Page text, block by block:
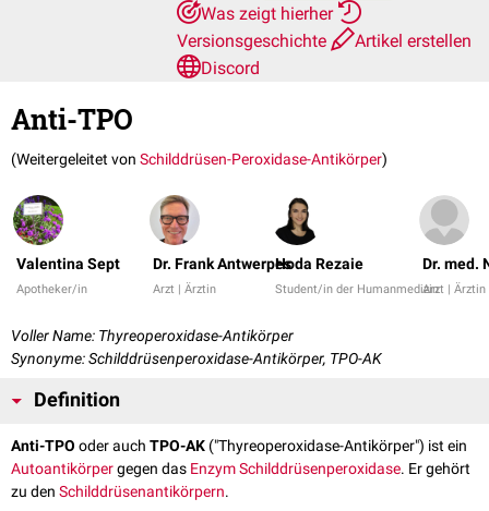
Was zeigt hierher
Versionsgeschichte
Artikel erstellen
Discord
Anti-TPO
(Weitergeleitet von Schilddrüsen-Peroxidase-Antikörper)
Valentina Sept
Apotheker/in
Dr. Frank Antwerpes
Arzt | Ärztin
Hoda Rezaie
Student/in der Humanmedizin
Dr. med.
Arzt | Ärztin
Voller Name: Thyreoperoxidase-Antikörper
Synonyme: Schilddrüsenperoxidase-Antikörper, TPO-AK
Definition
Anti-TPO oder auch TPO-AK ("Thyreoperoxidase-Antikörper") ist ein
Autoantikörpergegen das EnzymSchilddrüsenperoxidase. Er gehört
zu den Schilddrüsenantikörpern.